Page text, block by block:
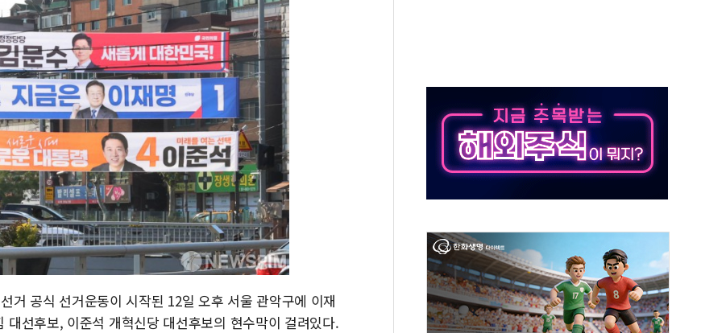
정부혁신 우수사례 세계에 알린다…식약처 AI 심사·소방청 119안심콜 영문 영상 제작
부모가 정부24에서 자녀 출입국증명서 발급…7일부터 온라인 대리 신청 가능
소방청, 전국 시·도 구급과장 회의…중증환자 이송체계 전국 확대 점검
'달라진 임신·출산·육아 지원 한눈에'…인사처, 공무원 인사제도 안내서 발간
정청래 "2차 TV토론으로 게임 끝…김민석, 신천지 허위신고에 배신 사과 안 해"
윤상현, 사관학교 통합 비판…"국방개혁은 정치적 감정 따라 추진해선 안 돼"
펄어비스, 붉은사막 영상 콘테스트 '비욘드 디 어비스' 수상작 발표
현대리바트, '2026 코리아빌드위크' 참가…리모델링 상담 제공
거 공식 선거운동이 시작된 12일 오후 서울 관악구에 이재
선후보, 이준석 개혁신당 대선후보의 현수막이 걸려있다.